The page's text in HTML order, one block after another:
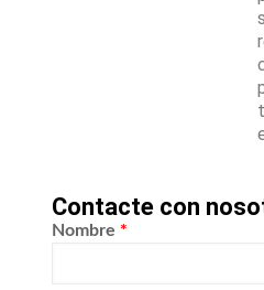
Contacte con
Nombre *